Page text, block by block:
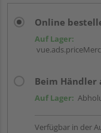
Online
Auf Lager:
Beim Händler
Auf Lager:
Verfügbar in der